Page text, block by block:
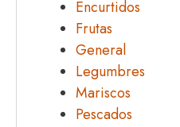
Encurtidos
Frutas
General
Legumbres
Mariscos
Pescados